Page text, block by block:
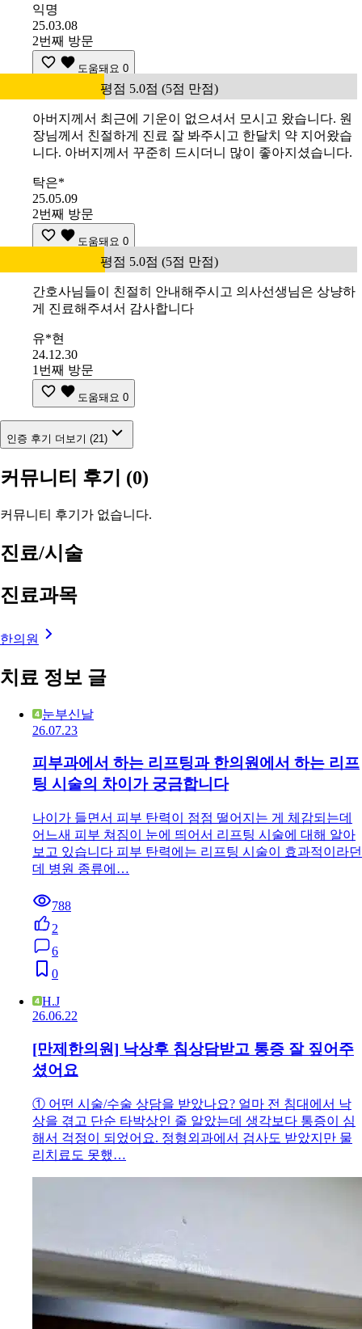
익명
25.03.08
2번째 방문
도움돼요 0
평점 5.0점 (5점 만점)
아버지께서 최근에 기운이 없으셔서 모시고 왔습니다. 원
장님께서 친절하게 진료 잘 봐주시고 한달치 약 지어왔습
니다. 아버지께서 꾸준히 드시더니 많이 좋아지셨습니다.
탁은*
25.05.09
2번째 방문
도움돼요 0
평점 5.0점 (5점 만점)
간호사님들이 친절히 안내해주시고 의사선생님은 상냥하
게 진료해주셔서 감사합니다
유*현
24.12.30
1번째 방문
도움돼요 0
인증 후기 더보기 (21)
커뮤니티 후기 (0)
커뮤니티 후기가 없습니다.
진료/시술
진료과목
한의원
치료 정보 글
눈부신날
26.07.23
피부과에서 하는 리프팅과 한의원에서 하는 리프
팅 시술의 차이가 궁금합니다
나이가 들면서 피부 탄력이 점점 떨어지는 게 체감되는데
어느새 피부 쳐짐이 눈에 띄어서 리프팅 시술에 대해 알아
보고 있습니다 피부 탄력에는 리프팅 시술이 효과적이라던
데 병원 종류에…
788
2
6
0
H.J
26.06.22
[만제한의원] 낙상후 침상담받고 통증 잘 짚어주
셨어요
① 어떤 시술/수술 상담을 받았나요? 얼마 전 침대에서 낙
상을 겪고 단순 타박상인 줄 알았는데 생각보다 통증이 심
해서 걱정이 되었어요. 정형외과에서 검사도 받았지만 물
리치료도 못했…